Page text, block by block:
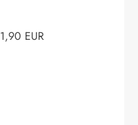
1,90 EUR